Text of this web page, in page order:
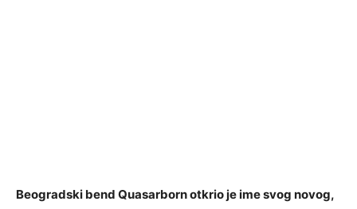
Beogradski bend Quasarborn otkrio je ime svog novog,